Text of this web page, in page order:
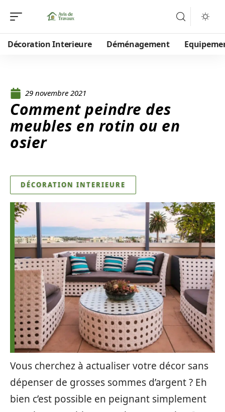
Décoration Interieure Déménagement
29 novembre 2021
Comment peindre des
meubles en rotin ou en
osier
DÉCORATION INTERIEURE
Vous cherchez à actualiser votre décor sans
dépenser de grosses sommes d’argent ? Eh
bien c’est possible en peignant simplement